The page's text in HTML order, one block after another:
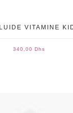
VITAMINE
340,00 Dhs